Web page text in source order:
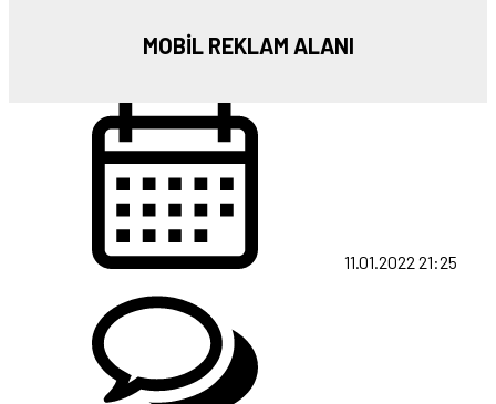
MOBİL REKLAM ALANI
11.01.2022 21:25